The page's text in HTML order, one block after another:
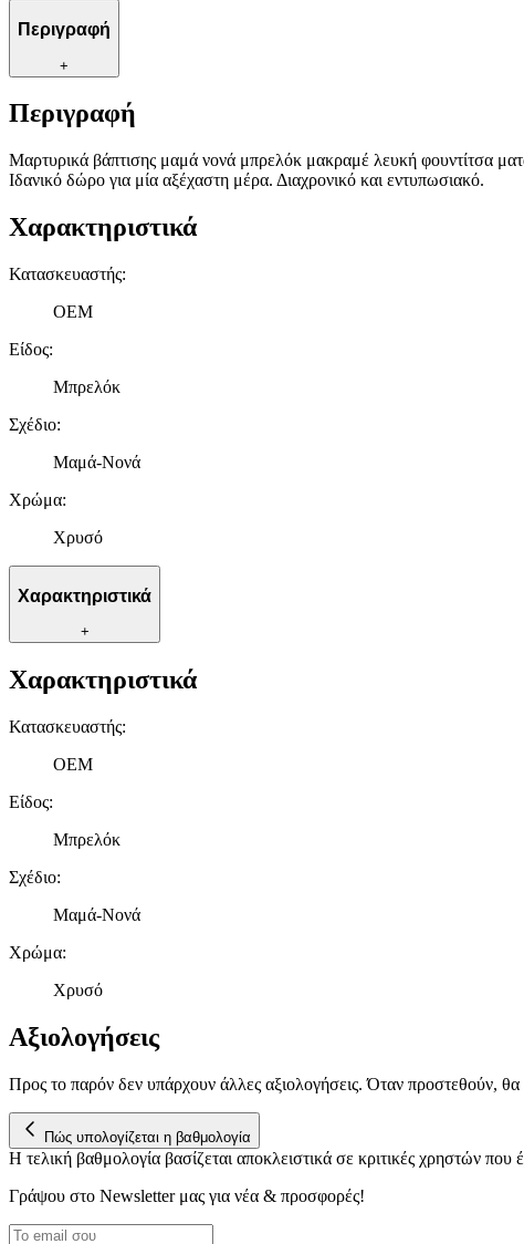
Περιγραφή
+
Περιγραφή
Μαρτυρικά βάπτισης μαμά νονά μπρελόκ μακραμέ λευκή φουντίτσα
Ιδανικό δώρο για μία αξέχαστη μέρα. Διαχρονικό και εντυπωσιακό.
Χαρακτηριστικά
Κατασκευαστής:
OEM
Είδος:
Μπρελόκ
Σχέδιο:
Μαμά-Νονά
Χρώμα:
Χρυσό
Χαρακτηριστικά
+
Χαρακτηριστικά
Κατασκευαστής:
OEM
Είδος:
Μπρελόκ
Σχέδιο:
Μαμά-Νονά
Χρώμα:
Χρυσό
Αξιολογήσεις
Προς το παρόν δεν υπάρχουν άλλες αξιολογήσεις. Όταν προστεθούν,
Πώς υπολογίζεται η βαθμολογία
Η τελική βαθμολογία βασίζεται αποκλειστικά σε κριτικές χρηστών
Γράψου στο Νewsletter μας για νέα & προσφορές!